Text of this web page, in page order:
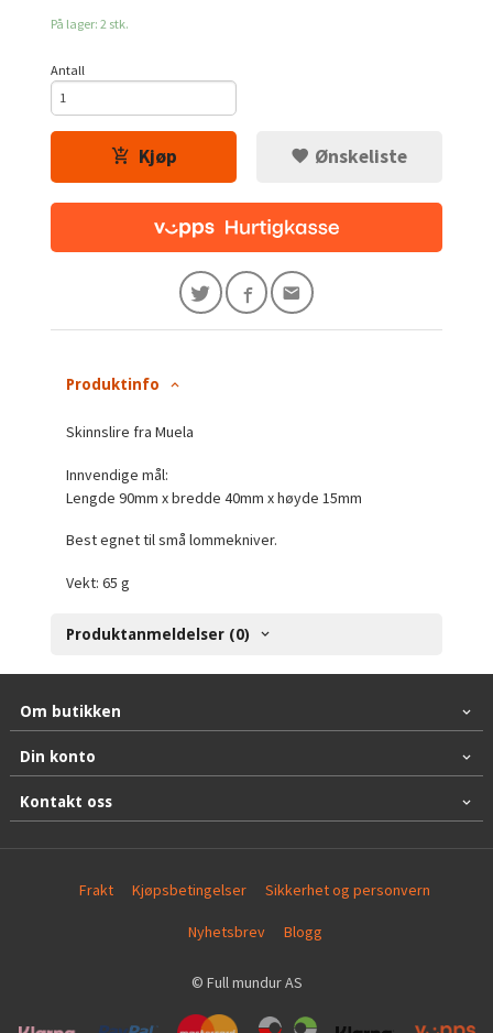
På lager: 2 stk.
Antall
Kjøp Ønskeliste
Produktinfo
Skinnslire fra Muela
Innvendige mål:
Lengde 90mm x bredde 40mm x høyde 15mm
Best egnet til små lommekniver.
Vekt: 65 g
Produktanmeldelser (0)
Om butikken
Din konto
Kontakt oss
Frakt Kjøpsbetingelser Sikkerhet og personvern
Nyhetsbrev Blogg
© Full mundur AS